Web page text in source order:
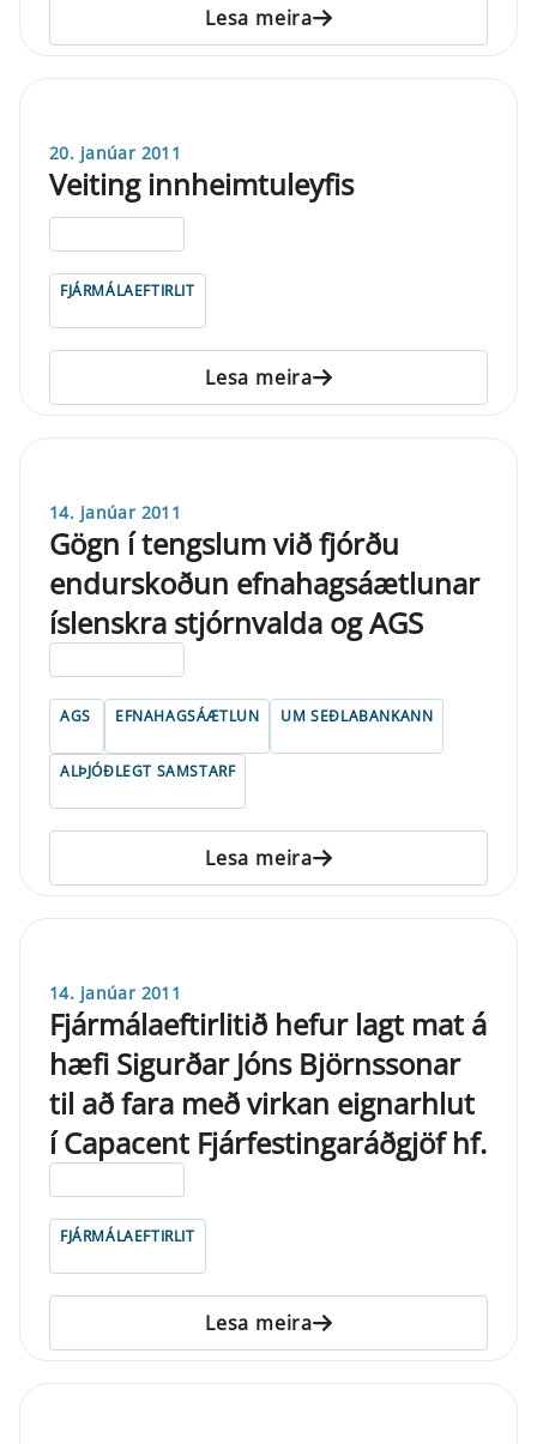
Lesa meira
20. janúar 2011
Veiting innheimtuleyfis
FJÁRMÁLAEFTIRLIT
Lesa meira
14. janúar 2011
Gögn í tengslum við fjórðu
endurskoðun efnahagsáætlunar
íslenskra stjórnvalda og AGS
AGS EFNAHAGSÁÆTLUN UM SEÐLABANKANN
ALÞJÓÐLEGT SAMSTARF
Lesa meira
14. janúar 2011
Fjármálaeftirlitið hefur lagt mat á
hæfi Sigurðar Jóns Björnssonar
til að fara með virkan eignarhlut
í Capacent Fjárfestingaráðgjöf hf.
FJÁRMÁLAEFTIRLIT
Lesa meira